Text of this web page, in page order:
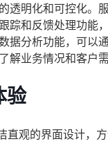
透明化和可控化。
踪和反馈处理功能
据分析功能，可以
解业务情况和客户
验
直观的界面设计，